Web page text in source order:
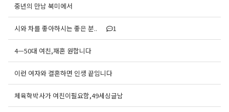
중년의 만남 북미에서
시와 차를 좋아하시는 좋은 분.. 1
4ㅡ50대 여친,재혼 원합니다
이런 여자와 결혼하면 인생 끝임니다
체육학박사가 여친이필요함,49세싱글남